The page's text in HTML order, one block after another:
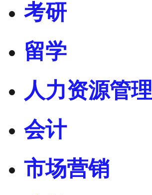
考研
留学
人力资源管理
会计
市场营销